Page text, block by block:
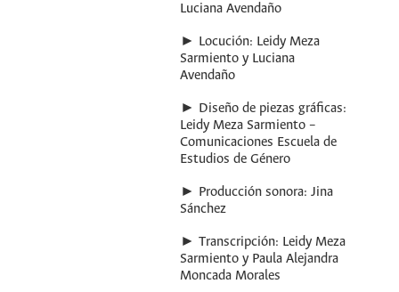
Luciana Avendaño
► Locución: Leidy Meza
Sarmiento y Luciana
Avendaño
► Diseño de piezas gráficas:
Leidy Meza Sarmiento –
Comunicaciones Escuela de
Estudios de Género
► Producción sonora: Jina
Sánchez
► Transcripción: Leidy Meza
Sarmiento y Paula Alejandra
Moncada Morales